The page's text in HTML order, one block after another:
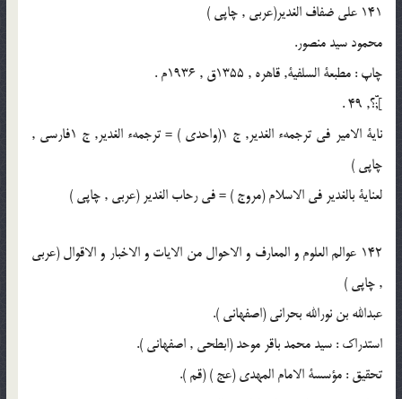
141 على ضفاف الغدير(عربى , چاپى )
محمود سيد منصور.
چاپ : مطبعة السلفية, قاهره , 1355ق , 1936م .
];ّّ؟, 49 .
ناية الامير فى ترجمهء الغدير, ج 1(واحدى ) = ترجمهء الغدير, ج 1فارسى ,
چاپى )
لعناية بالغدير فى الاسلام (مروج ) = فى رحاب الغدير (عربى , چاپى )
142 عوالم العلوم و المعارف و الاحوال من الايات و الاخبار و الاقوال (عربى
, چاپى )
عبدالله بن نورالله بحرانى (اصفهانى ).
استدراك : سيد محمد باقر موحد (ابطحى , اصفهانى ).
تحقيق : مؤسسة الامام المهدى (عج ) (قم ).